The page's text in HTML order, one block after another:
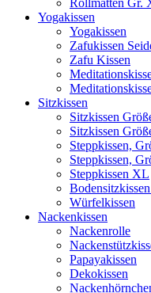
Rollmatten Gr.
Yogakissen
Yogakissen
Zafukissen
Zafu Kissen
Sitzkissen
Sitzkissen
Sitzkissen
Steppkissen,
Steppkissen,
Steppkissen XL
Würfelkissen
Nackenkissen
Nackenrolle
Papayakissen
Dekokissen